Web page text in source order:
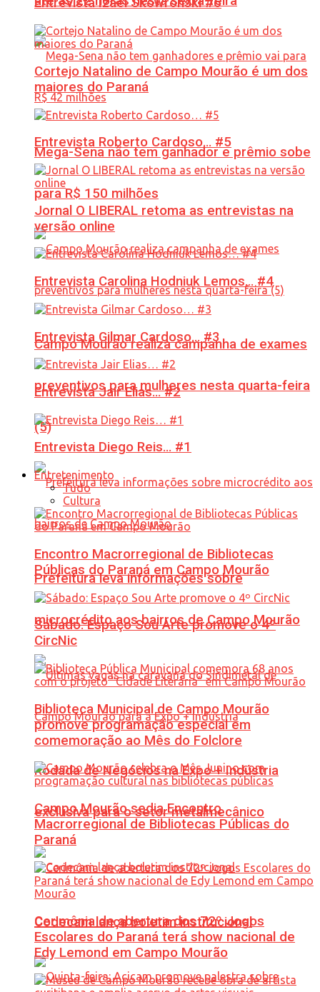
Mega-Sena não tem ganhador e prêmio sobe
para R$ 150 milhões
Campo Mourão realiza campanha de exames
preventivos para mulheres nesta quarta-feira
(5)
Prefeitura leva informações sobre
microcrédito aos bairros de Campo Mourão
Rodada de Negócios na Expo + Indústria
exclusiva para o setor metalmecânico
Codecam lança boletim institucional
Cortejo Natalino de Campo Mourão é um dos
maiores do Paraná
Entrevista Roberto Cardoso… #5
Jornal O LIBERAL retoma as entrevistas na
versão online
Entrevista Carolina Hodniuk Lemos… #4
Entrevista Gilmar Cardoso… #3
Entrevista Jair Elias… #2
Entrevista Diego Reis… #1
Entretenimento
Tudo
Cultura
Encontro Macrorregional de Bibliotecas
Públicas do Paraná em Campo Mourão
Sábado: Espaço Sou Arte promove o 4º
CircNic
Biblioteca Municipal de Campo Mourão
promove programação especial em
comemoração ao Mês do Folclore
Campo Mourão sedia Encontro
Macrorregional de Bibliotecas Públicas do
Paraná
Cerimônia de abertura dos 72º Jogos
Escolares do Paraná terá show nacional de
Edy Lemond em Campo Mourão